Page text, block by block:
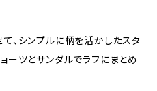
、シンプルに柄を活かしたスタ
ーツとサンダルでラフにまとめ